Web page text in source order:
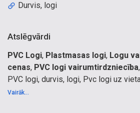
Durvis, logi
Atslēgvārdi
PVC Logi, Plastmasas logi, Logu
cenas, PVC logi vairumtirdzniecība,
PVC logi, durvis, logi, Pvc logi uz
lēti pvc logi, Pvc logu
Vairāk...